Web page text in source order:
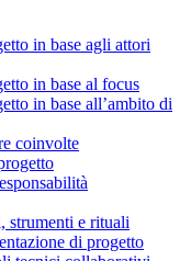
in base agli attori
in base al focus
in base all’ambito di
coinvolte
strumenti e rituali
di progetto